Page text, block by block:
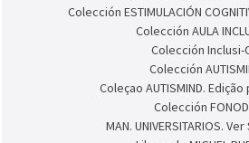
Editorial de Materiales
PSICOPEDAGOGÍA. Ver
BIBLIOTECA DE
Colección ESTIMULACIÓN
Colección AULA
Colección Inclusi-